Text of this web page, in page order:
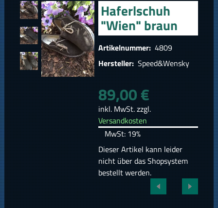
Haferlschuh
"Wien" braun
Artikelnummer: 4809
Hersteller: Speed&Wensky
89,00 €
inkl. MwSt. zzgl.
Versandkosten
MwSt: 19%
Dieser Artikel kann leider
nicht über das Shopsystem
bestellt werden.